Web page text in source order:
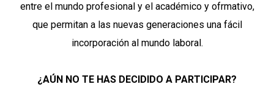
entre el mundo profesional y el académico y ofrmativo,
que permitan a las nuevas generaciones una fácil
incorporación al mundo laboral.
¿AÚN NO TE HAS DECIDIDO A PARTICIPAR?